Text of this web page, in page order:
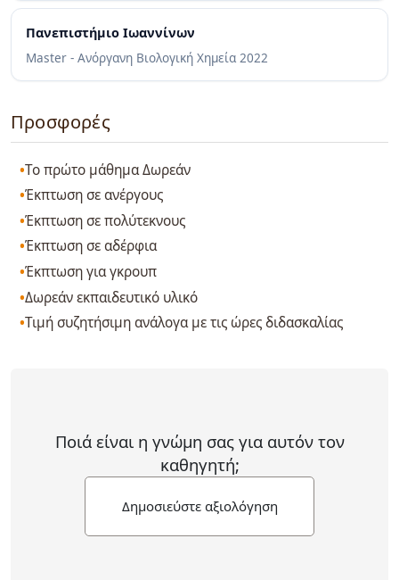
Πανεπιστήμιο Ιωαννίνων
Master - Ανόργανη Βιολογική Χημεία 2022
Προσφορές
Το πρώτο μάθημα Δωρεάν
Έκπτωση σε ανέργους
Έκπτωση σε πολύτεκνους
Έκπτωση σε αδέρφια
Έκπτωση για γκρουπ
Δωρεάν εκπαιδευτικό υλικό
Τιμή συζητήσιμη ανάλογα με τις ώρες διδασκαλίας
Ποιά είναι η γνώμη σας για αυτόν τον
καθηγητή;
Δημοσιεύστε αξιολόγηση